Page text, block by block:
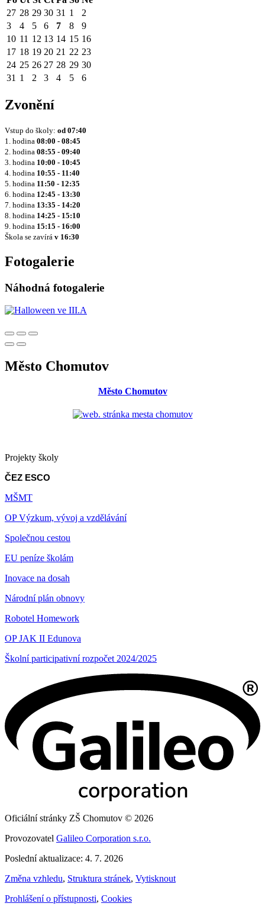
27 28 29 30 31 1
2
3
4 5 6 7 8
9
10 11 12 13 14 15 16
17 18 19 20 21 22 23
24 25 26 27 28 29 30
31 1 2 3 4 5 6
Zvonění
Vstup do školy: od 07:40
1. hodina 08:00 - 08:45
2. hodina 08:55 - 09:40
3. hodina 10:00 - 10:45
4. hodina 10:55 - 11:40
5. hodina 11:50 - 12:35
6. hodina 12:45 - 13:30
7. hodina 13:35 - 14:20
8. hodina 14:25 - 15:10
9. hodina 15:15 - 16:00
Škola se zavírá v 16:30
Fotogalerie
Náhodná fotogalerie
Město Chomutov
Město Chomutov
Projekty školy
ČEZ ESCO
MŠMT
OP Výzkum, vývoj a vzdělávání
Společnou cestou
EU peníze školám
Inovace na dosah
Národní plán obnovy
Robotel Homework
OP JAK II Edunova
Školní participativní rozpočet 2024/2025
Oficiální stránky ZŠ Chomutov © 2026
Provozovatel Galileo Corporation s.r.o.
Poslední aktualizace: 4. 7. 2026
Změna vzhledu, Struktura stránek, Vytisknout
Prohlášení o přístupnosti, Cookies